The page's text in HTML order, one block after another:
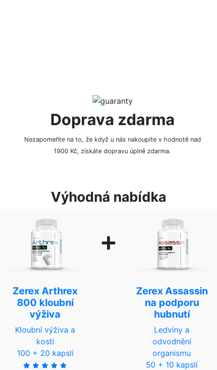
Doprava zdarma
Nezapomeňte na to, že když u nás nakoupíte v hodnotě nad
1900 Kč, získáte dopravu úplně zdarma.
Výhodná nabídka
Zerex Arthrex
800 kloubní
výživa
Kloubní výživa a
kosti
100 + 20 kapslí
Zerex Assassin
na podporu
hubnutí
Ledviny a
odvodnění
organismu
50 + 10 kapslí